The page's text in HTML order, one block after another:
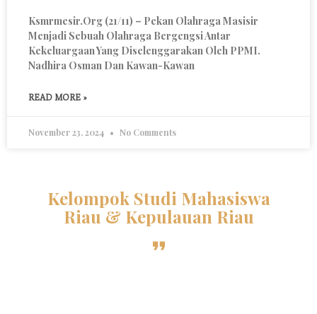
Ksmrmesir.org (21/11) – Pekan Olahraga Masisir
Menjadi Sebuah Olahraga Bergengsi Antar
Kekeluargaan Yang Diselenggarakan Oleh PPMI.
Nadhira Osman Dan Kawan-Kawan
READ MORE »
November 23, 2024 No Comments
Kelompok Studi Mahasiswa
Riau & Kepulauan Riau